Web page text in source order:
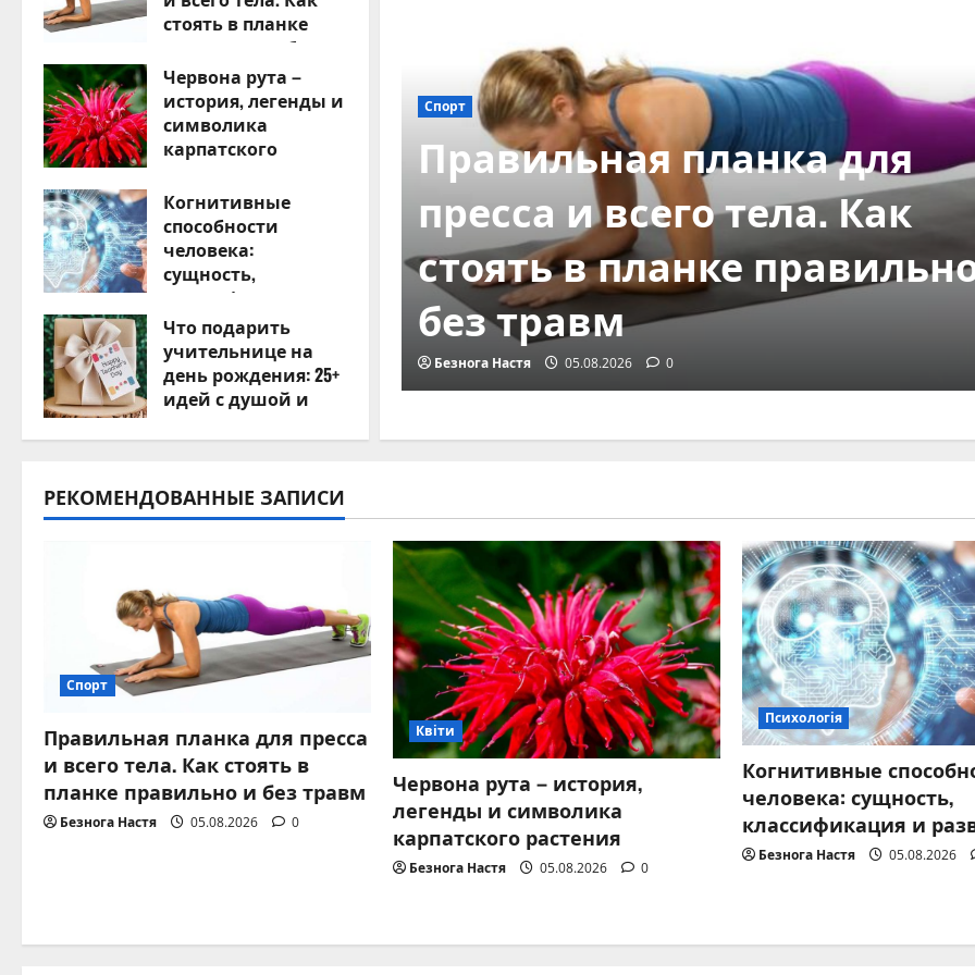
стоять в планке
правильно и без
травм
05.08.2026 0
Червона рута –
история, легенды и
символика
карпатского
05.08.2026 0
Когнитивные
способности
человека:
сущность,
классификация и
развитие
05.08.2026 0
Что подарить
учительнице на
день рождения: 25+
идей с душой и
планка для
всего тела. Как
в планке правильно и
05.08.2026 0
Квіти
Червона рута –
легенды и
карпатского
Безнога Настя
РЕКОМЕНДОВАННЫЕ ЗАПИСИ
Спорт
Правильная планка для пресса
и всего тела. Как стоять в
планке правильно и без травм
Безнога Настя 05.08.2026 0
Квіти
Червона рута – история,
легенды и символика
карпатского растения
Безнога Настя 05.08.2026 0
Психологія
Когнитивные
человека: сущность,
классификация и
Безнога Настя 05.08.2026